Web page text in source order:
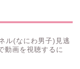
ル(なにわ男子)見逃
動画を視聴するに